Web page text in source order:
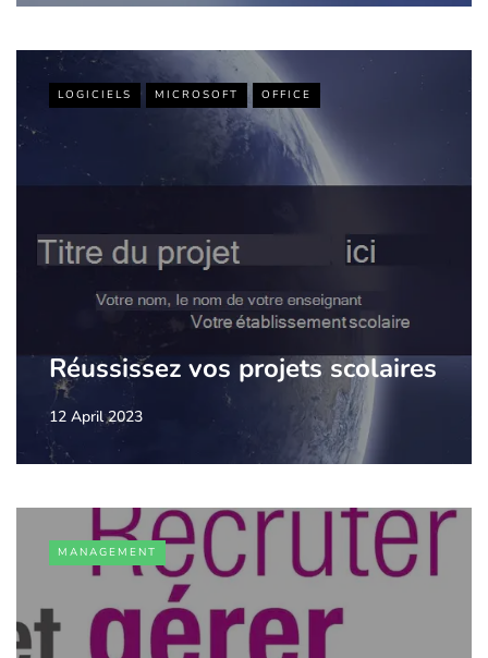
LOGICIELS MICROSOFT OFFICE
Réussissez vos projets scolaires
12 April 2023
MANAGEMENT